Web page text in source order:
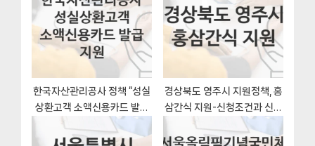
한국자산관리공사 정책 “성실
상환고객 소액신용카드 발급
지원” 가계기획처 – 신청 서류
와 자격
경상북도 영주시 지원정책, 홍
삼간식 지원-신청조건과 신청